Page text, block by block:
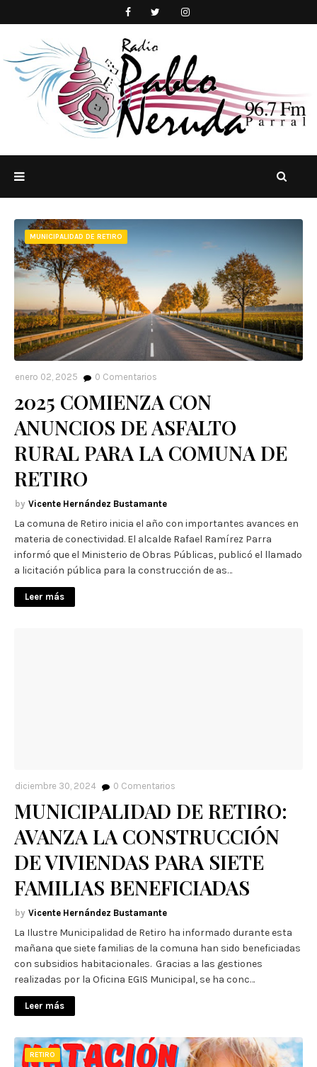
MUNICIPALIDAD DE RETIRO
enero 02, 2025 0 Comentarios
2025 COMIENZA CON
ANUNCIOS DE ASFALTO
RURAL PARA LA COMUNA DE
RETIRO
Vicente Hernández Bustamante
La comuna de Retiro inicia el año con importantes avances en
materia de conectividad. El alcalde Rafael Ramírez Parra
informó que el Ministerio de Obras Públicas, publicó el llamado
a licitación pública para la construcción de as…
Leer más
diciembre 30, 2024 0 Comentarios
MUNICIPALIDAD DE RETIRO:
AVANZA LA CONSTRUCCIÓN
DE VIVIENDAS PARA SIETE
FAMILIAS BENEFICIADAS
Vicente Hernández Bustamante
La Ilustre Municipalidad de Retiro ha informado durante esta
mañana que siete familias de la comuna han sido beneficiadas
con subsidios habitacionales. Gracias a las gestiones
realizadas por la Oficina EGIS Municipal, se ha conc…
Leer más
RETIRO